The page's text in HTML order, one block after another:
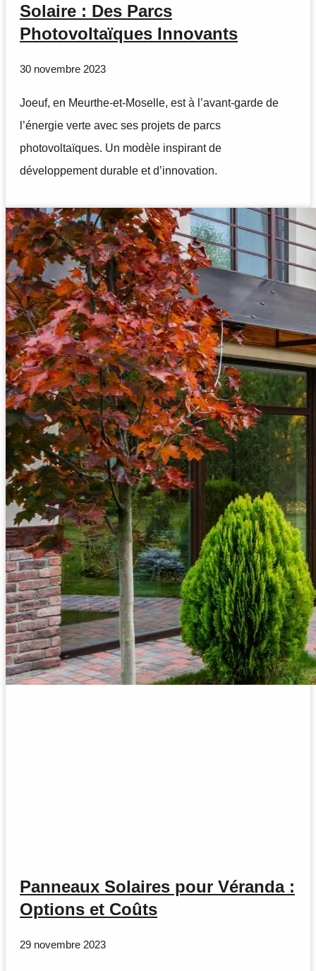
Solaire : Des Parcs
Photovoltaïques Innovants
30 novembre 2023
Joeuf, en Meurthe-et-Moselle, est à l’avant-garde de
l’énergie verte avec ses projets de parcs
photovoltaïques. Un modèle inspirant de
développement durable et d’innovation.
Panneaux Solaires pour Véranda :
Options et Coûts
29 novembre 2023